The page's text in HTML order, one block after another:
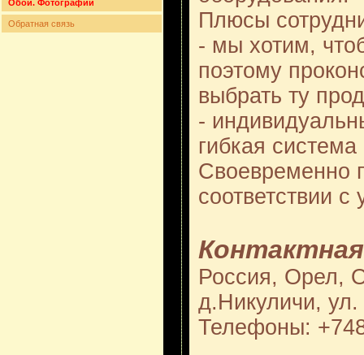
Обои. Фотографии
Обратная связь
Плюсы
- мы хотим,
поэтому
выбрать ту
-
гибкая система
Своевременно
соответствии
Россия, Орел,
д.Никуличи,
Телефоны: